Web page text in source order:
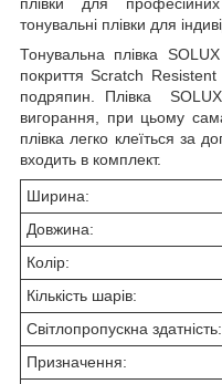
тонувальні плівки для
Тонувальна плівка
покриття Scratch
подряпин. Плівка SOLUX
вигорання, при цьому
плівка легко клеїться за
входить в комплект.
Ширина:
Довжина:
Колір:
Кількість шарів:
Світлопропускна здатність:
Призначення: